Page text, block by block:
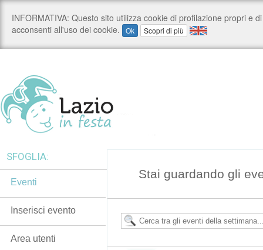
Stai guardando gli
SFOGLIA:
Eventi
Inserisci evento
Area utenti